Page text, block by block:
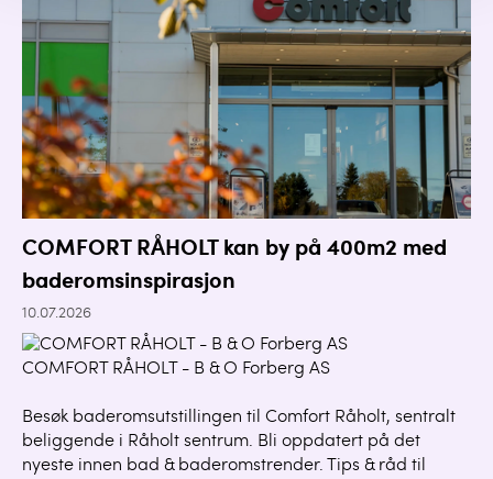
COMFORT RÅHOLT kan by på 400m2 med
baderomsinspirasjon
10.07.2026
COMFORT RÅHOLT - B & O Forberg AS
Besøk baderomsutstillingen til Comfort Råholt, sentralt
beliggende i Råholt sentrum. Bli oppdatert på det
nyeste innen bad & baderomstrender. Tips & råd til